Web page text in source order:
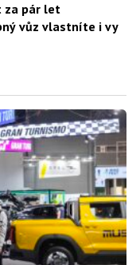
za pár let
vůz vlastníte i vy